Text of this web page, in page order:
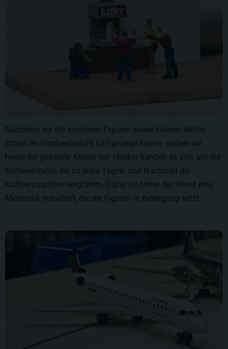
Nachdem wir die einzelnen Figuren dieser kleinen Aktion
schon im Wochenbericht 627 gezeigt haben, stellen wir
heute die gesamte Aktion vor: Hierbei handelt es sich um die
Kaffeeanbeter, die zu jeder Tages- und Nachtzeit die
Kaffeemaschine vergöttern. Dafür ist hinter der Wand eine
Mechanik installiert, die die Figuren in Bewegung setzt.